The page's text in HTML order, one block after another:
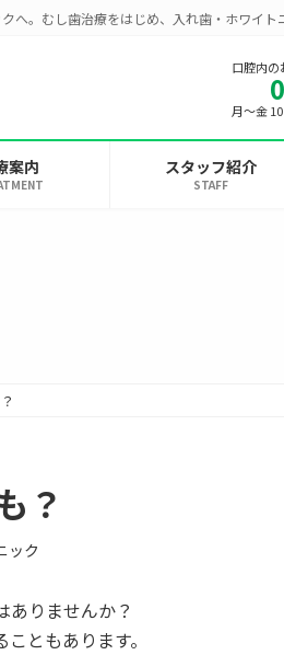
。むし歯治療をはじめ、入れ歯・ホワイト
口腔内
月～金
案内 スタッフ紹介
STAFF
？
ック
ありませんか？
ともあります。